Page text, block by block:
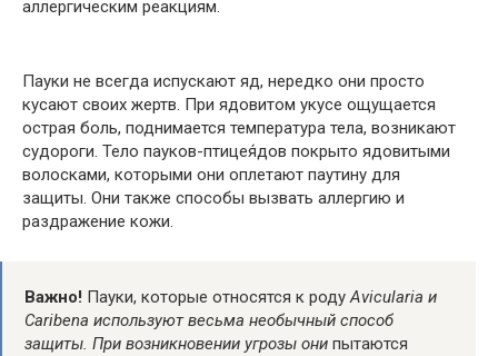
аллергическим реакциям.
Пауки не всегда испускают яд, нередко они просто
кусают своих жертв. При ядовитом укусе ощущается
острая боль, поднимается температура тела, возникают
судороги. Тело пауков-птицея́дов покрыто ядовитыми
волосками, которыми они оплетают паутину для
защиты. Они также способы вызвать аллергию и
раздражение кожи.
Важно! Пауки, которые относятся к родуAvicularia и
Caribena используют весьма необычный способ
защиты. При возникновении угрозы они пытаются